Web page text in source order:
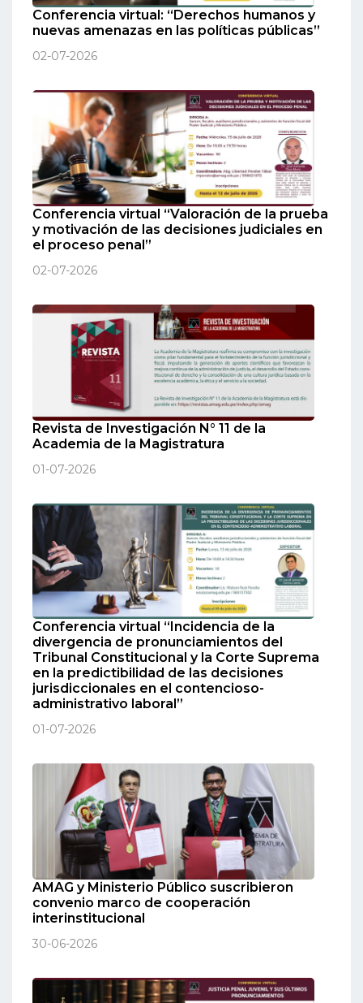
Conferencia virtual: “Derechos humanos y
nuevas amenazas en las políticas públicas”
02-07-2026
Conferencia virtual “Valoración de la prueba
y motivación de las decisiones judiciales en
el proceso penal”
02-07-2026
Revista de Investigación N° 11 de la
Academia de la Magistratura
01-07-2026
Conferencia virtual “Incidencia de la
divergencia de pronunciamientos del
Tribunal Constitucional y la Corte Suprema
en la predictibilidad de las decisiones
jurisdiccionales en el contencioso-
administrativo laboral”
01-07-2026
AMAG y Ministerio Público suscribieron
convenio marco de cooperación
interinstitucional
30-06-2026